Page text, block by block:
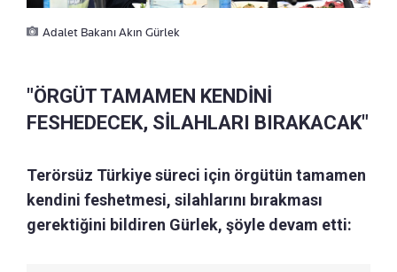
Adalet Bakanı Akın Gürlek
"ÖRGÜT TAMAMEN KENDİNİ
FESHEDECEK, SİLAHLARI BIRAKACAK"
Terörsüz Türkiye süreci için örgütün tamamen
kendini feshetmesi, silahlarını bırakması
gerektiğini bildiren Gürlek, şöyle devam etti: